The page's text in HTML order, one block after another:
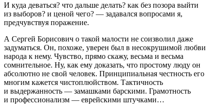
И куда деваться? что дальше делать? как без позора выйти
из выборов? и ценой чего? — задавался вопросами я,
предчувствуя поражение.
А Сергей Борисович о такой малости не соизволил даже
задуматься. Он, похоже, уверен был в несокрушимой любви
народа к нему. Чувство, прямо скажу, весьма и весьма
сомнительное. Ну, как ему доказать, что простому люду он
абсолютно не свой человек. Принципиальная честность его
многим кажется чистоплюйством. Тактичность
и выдержанность — замашками барскими. Грамотность
и профессионализм — еврейскими штучками…